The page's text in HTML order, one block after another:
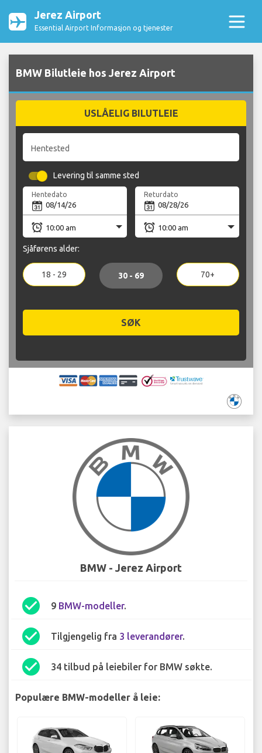
Jerez Airport
Essential Airport Informasjon og tjenester
BMW Bilutleie hos Jerez Airport
USLÅELIG BILUTLEIE
Hentested
Levering til samme sted
Hentedato Returdato
Sjåførens alder:
18 - 29 30 - 69 70+
SØK
BMW - Jerez Airport
check_circle 9 BMW-modeller.
check_circle Tilgjengelig fra 3 leverandører.
check_circle 34 tilbud på leiebiler for BMW søkte.
Populære BMW-modeller å leie: